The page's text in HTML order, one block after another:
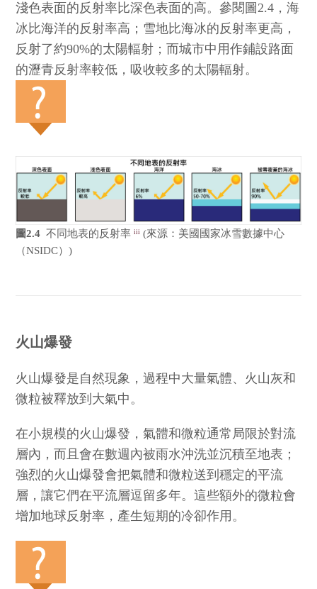
淺色表面的反射率比深色表面的高。參閱圖2.4，海
冰比海洋的反射率高；雪地比海冰的反射率更高，
反射了約90%的太陽輻射；而城市中用作鋪設路面
的瀝青反射率較低，吸收較多的太陽輻射。
圖2.4 不同地表的反射率iii (來源：美國國家冰雪數據中心
（NSIDC）)
火山爆發
火山爆發是自然現象，過程中大量氣體、火山灰和
微粒被釋放到大氣中。
在小規模的火山爆發，氣體和微粒通常局限於對流
層內，而且會在數週內被雨水沖洗並沉積至地表；
強烈的火山爆發會把氣體和微粒送到穩定的平流
層，讓它們在平流層逗留多年。這些額外的微粒會
增加地球反射率，產生短期的冷卻作用。